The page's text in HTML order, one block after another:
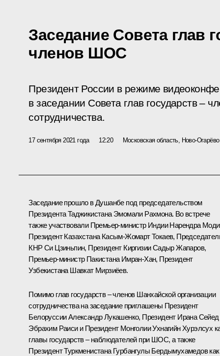
Заседание Совета глав
членов ШОС
Президент России в режиме
в заседании Совета глав государств –
сотрудничества.
17 сентября 2021 года 12:20 Московская область, Ново-Огарёво
Заседание прошло в Душанбе под председательством
Президента Таджикистана Эмомали Рахмона. Во встрече
также участвовали Премьер-министр ИндииНарендра Моди
Президент Казахстана Касым-Жомарт Токаев,
КНРСи Цзиньпин, Президент КиргизииСадыр Жапаров,
Премьер-министр Пакистана Имран-Хан, Президент
Узбекистана Шавкат Мирзиёев.
Помимо глав государств – членов Шанхайской организации
сотрудничествана заседание приглашены Президент
БелоруссииАлександр Лукашенко, Президент ИранаСейед
Эбрахим Раисии Президент МонголииУхнагийн Хурэлсух
главы государств – наблюдателей при ШОС, а также
Президент Туркменистана Гурбангулы Бердымухамедовкак